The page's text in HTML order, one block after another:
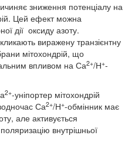
зниження потенціалу на
Цей ефект можна
дії оксиду азоту.
виражену транзієнтну
мітохондрій, що
впливом на Са2+/Н+-
2+-уніпортер мітохондрій
Са2+/Н+-обмінник має
але активується
внутрішньої